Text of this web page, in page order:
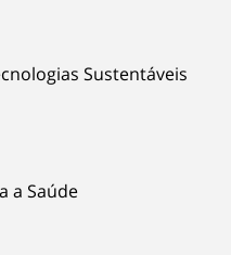
Sustentáveis
a Saúde